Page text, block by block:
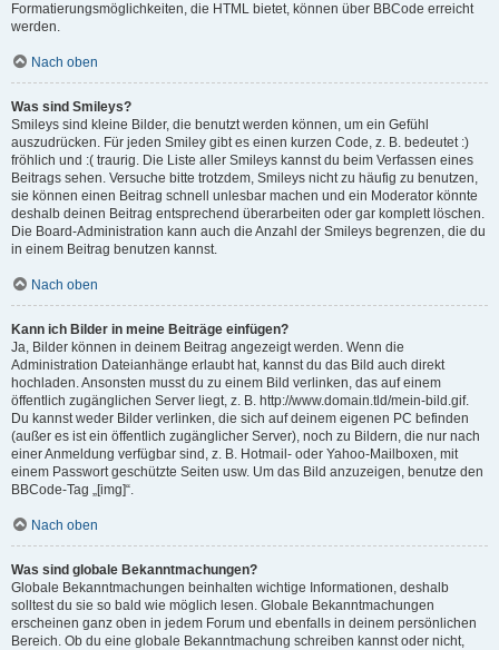
Formatierungsmöglichkeiten, die HTML bietet, können über BBCode erreicht
werden.
Nach oben
Was sind Smileys?
Smileys sind kleine Bilder, die benutzt werden können, um ein Gefühl
auszudrücken. Für jeden Smiley gibt es einen kurzen Code, z. B. bedeutet :)
fröhlich und :( traurig. Die Liste aller Smileys kannst du beim Verfassen eines
Beitrags sehen. Versuche bitte trotzdem, Smileys nicht zu häufig zu benutzen,
sie können einen Beitrag schnell unlesbar machen und ein Moderator könnte
deshalb deinen Beitrag entsprechend überarbeiten oder gar komplett löschen.
Die Board-Administration kann auch die Anzahl der Smileys begrenzen, die du
in einem Beitrag benutzen kannst.
Nach oben
Kann ich Bilder in meine Beiträge einfügen?
Ja, Bilder können in deinem Beitrag angezeigt werden. Wenn die
Administration Dateianhänge erlaubt hat, kannst du das Bild auch direkt
hochladen. Ansonsten musst du zu einem Bild verlinken, das auf einem
öffentlich zugänglichen Server liegt, z. B. http://www.domain.tld/mein-bild.gif.
Du kannst weder Bilder verlinken, die sich auf deinem eigenen PC befinden
(außer es ist ein öffentlich zugänglicher Server), noch zu Bildern, die nur nach
einer Anmeldung verfügbar sind, z. B. Hotmail- oder Yahoo-Mailboxen, mit
einem Passwort geschützte Seiten usw. Um das Bild anzuzeigen, benutze den
BBCode-Tag „[img]“.
Nach oben
Was sind globale Bekanntmachungen?
Globale Bekanntmachungen beinhalten wichtige Informationen, deshalb
solltest du sie so bald wie möglich lesen. Globale Bekanntmachungen
erscheinen ganz oben in jedem Forum und ebenfalls in deinem persönlichen
Bereich. Ob du eine globale Bekanntmachung schreiben kannst oder nicht,